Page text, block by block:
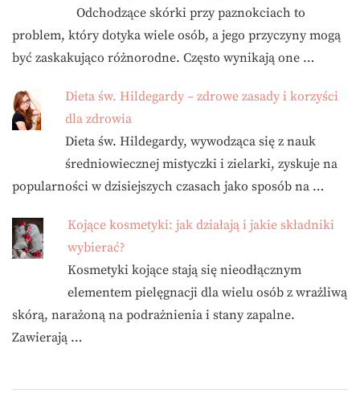
Odchodzące skórki przy paznokciach to
problem, który dotyka wiele osób, a jego przyczyny mogą
być zaskakująco różnorodne. Często wynikają one …
Dieta św. Hildegardy – zdrowe zasady i korzyści
dla zdrowia
Dieta św. Hildegardy, wywodząca się z nauk
średniowiecznej mistyczki i zielarki, zyskuje na
popularności w dzisiejszych czasach jako sposób na …
Kojące kosmetyki: jak działają i jakie składniki
wybierać?
Kosmetyki kojące stają się nieodłącznym
elementem pielęgnacji dla wielu osób z wrażliwą
skórą, narażoną na podrażnienia i stany zapalne.
Zawierają …